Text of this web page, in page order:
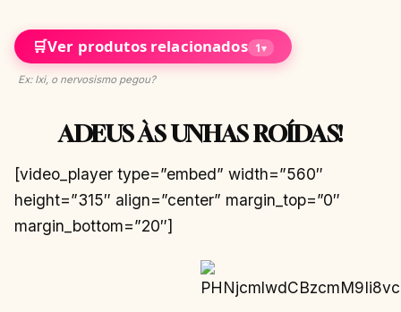
🛒Ver produtos relacionados 1▾
Ex: Ixi, o nervosismo pegou?
ADEUS ÀS UNHAS ROÍDAS!
[video_player type=”embed” width=”560″
height=”315″ align=”center” margin_top=”0″
margin_bottom=”20″]